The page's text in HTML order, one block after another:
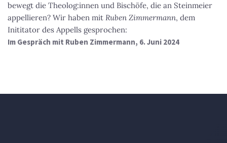
bewegt die Theolog:innen und Bischöfe, die an Steinmeier
appellieren? Wir haben mit Ruben Zimmermann, dem
Inititator des Appells gesprochen:
Im Gespräch mit Ruben Zimmermann, 6. Juni 2024